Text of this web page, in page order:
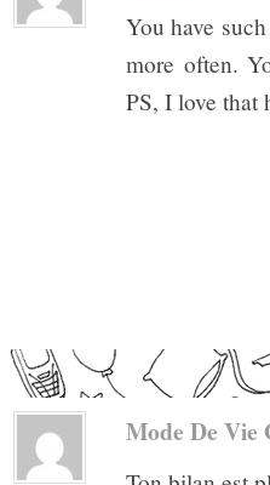
You have
more often.
PS, I love that
Mode De Vie